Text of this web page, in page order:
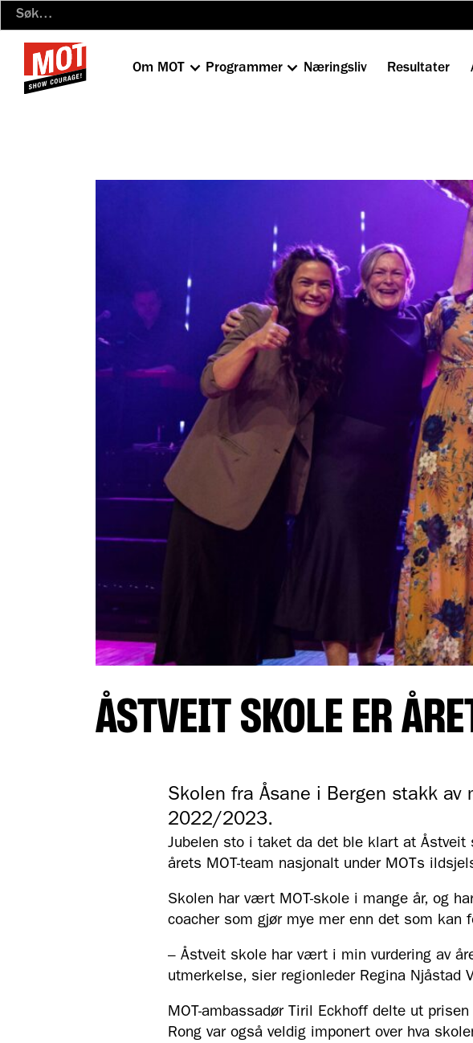
Om MOT Programmer Næringsliv Resultater
ÅSTVEIT SKOLE ER
Skolen fra Åsane i Bergen stakk av
2022/2023.
Jubelen sto i taket da det ble klart at
årets MOT-team nasjonalt under MOTs
Skolen har vært MOT-skole i mange år, og
coacher som gjør mye mer enn det som kan
– Åstveit skole har vært i min vurdering av
utmerkelse, sier regionleder Regina Njåstad
MOT-ambassadør Tiril Eckhoff delte ut
Rong var også veldig imponert over hva